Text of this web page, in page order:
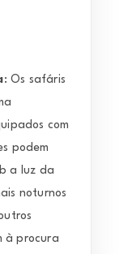
: Os safáris
com
podem
a luz da
noturnos
à procura